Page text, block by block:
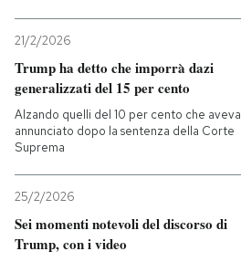
21/2/2026
Trump ha detto che imporrà dazi
generalizzati del 15 per cento
Alzando quelli del 10 per cento che aveva
annunciato dopo la sentenza della Corte
Suprema
25/2/2026
Sei momenti notevoli del discorso di
Trump, con i video